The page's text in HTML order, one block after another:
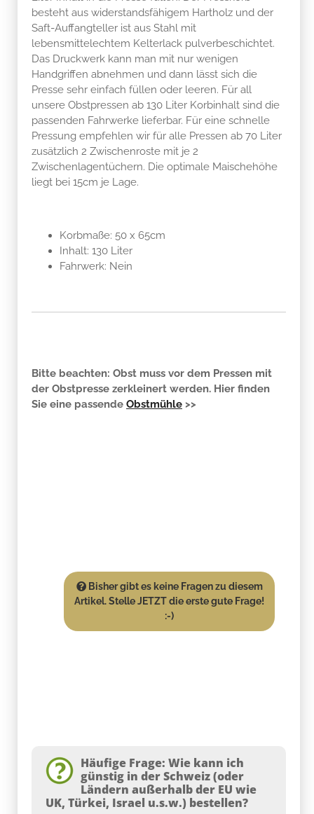
besteht aus widerstandsfähigem Hartholz und der
Saft-Auffangteller ist aus Stahl mit
lebensmittelechtem Kelterlack pulverbeschichtet.
Das Druckwerk kann man mit nur wenigen
Handgriffen abnehmen und dann lässt sich die
Presse sehr einfach füllen oder leeren. Für all
unsere Obstpressen ab 130 Liter Korbinhalt sind die
passenden Fahrwerke lieferbar. Für eine schnelle
Pressung empfehlen wir für alle Pressen ab 70 Liter
zusätzlich 2 Zwischenroste mit je 2
Zwischenlagentüchern. Die optimale Maischehöhe
liegt bei 15cm je Lage.
Korbmaße: 50 x 65cm
Inhalt: 130 Liter
Fahrwerk: Nein
Bitte beachten: Obst muss vor dem Pressen mit
der Obstpresse zerkleinert werden. Hier finden
Sie eine passende Obstmühle >>
Bisher gibt es keine Fragen zu diesem
Artikel. Stelle JETZT die erste gute Frage!
:-)
Häufige Frage: Wie kann ich
günstig in der Schweiz (oder
Ländern außerhalb der EU wie
UK, Türkei, Israel u.s.w.) bestellen?